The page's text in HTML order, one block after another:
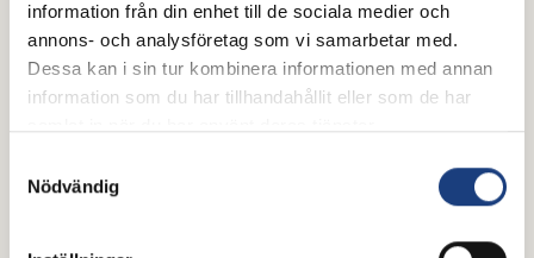
information från din enhet till de sociala medier och
annons- och analysföretag som vi samarbetar med.
Dessa kan i sin tur kombinera informationen med annan
information som du har tillhandahållit eller som de har
Nödvändig
Poddtips för hästälskare –
perfekt sällskap i hängmattan i
Oavsett om du kopplar av i hängmattan, kör en lång
perfekta sällskapet. Här har vi samlat några tips för